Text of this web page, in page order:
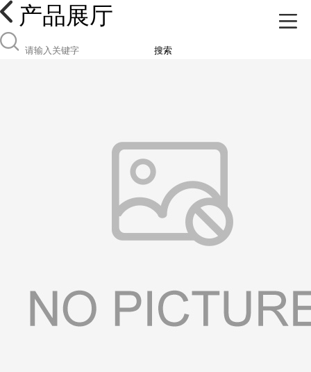
产品展厅
搜索